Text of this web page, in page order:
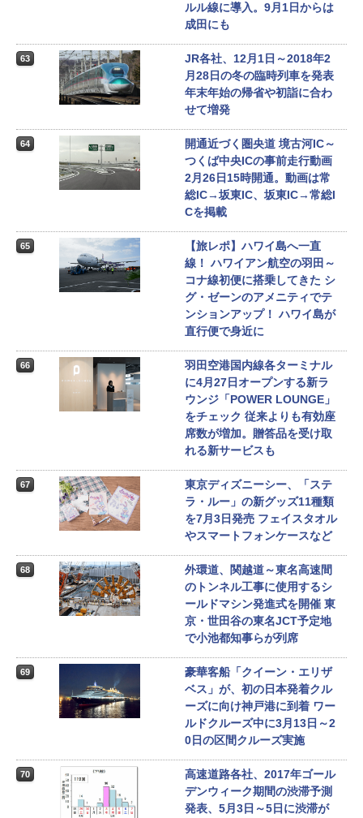
ルル線に導入。9月1日からは
成田にも
63
JR各社、12月1日～2018年2
月28日の冬の臨時列車を発表
年末年始の帰省や初詣に合わ
せて増発
64
開通近づく圏央道 境古河IC～
つくば中央ICの事前走行動画
2月26日15時開通。動画は常
総IC→坂東IC、坂東IC→常総I
Cを掲載
65
【旅レポ】ハワイ島へ一直
線！ ハワイアン航空の羽田～
コナ線初便に搭乗してきた シ
グ・ゼーンのアメニティでテ
ンションアップ！ ハワイ島が
直行便で身近に
66
羽田空港国内線各ターミナル
に4月27日オープンする新ラ
ウンジ「POWER LOUNGE」
をチェック 従来よりも有効座
席数が増加。贈答品を受け取
れる新サービスも
67
東京ディズニーシー、「ステ
ラ・ルー」の新グッズ11種類
を7月3日発売 フェイスタオル
やスマートフォンケースなど
68
外環道、関越道～東名高速間
のトンネル工事に使用するシ
ールドマシン発進式を開催 東
京・世田谷の東名JCT予定地
で小池都知事らが列席
69
豪華客船「クイーン・エリザ
ベス」が、初の日本発着クル
ーズに向け神戸港に到着 ワー
ルドクルーズ中に3月13日～2
0日の区間クルーズ実施
70
高速道路各社、2017年ゴール
デンウィーク期間の渋滞予測
発表、5月3日～5日に渋滞が